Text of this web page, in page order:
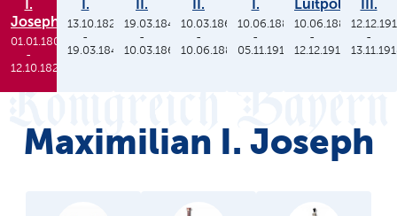
I.
Joseph
01.01.1806
-
12.10.1825
I.
13.10.1825
-
19.03.1848
II.
19.03.1848
-
10.03.1864
II.
10.03.1864
-
10.06.1886
I.
10.06.1886
-
05.11.1913
Luitpold
10.06.1886
-
12.12.1912
III.
-
Maximilian I. Joseph